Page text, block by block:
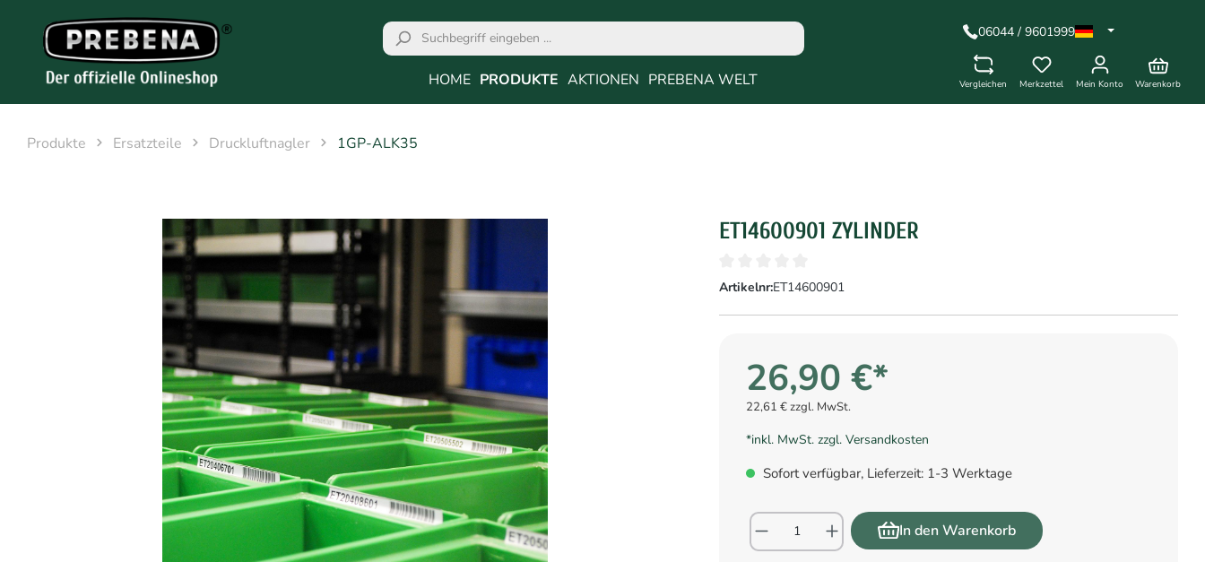
HOME PRODUKTE AKTIONEN PREBENA WELT
06044 / 9601999
Vergleichen Merkzettel Mein Konto Warenkorb
Produkte Ersatzteile Druckluftnagler 1GP-ALK35
ET14600901 ZYLINDER
Artikelnr:ET14600901
26,90 €*
22,61 € zzgl. MwSt.
*inkl. MwSt. zzgl. Versandkosten
Sofort verfügbar, Lieferzeit: 1-3 Werktage
In den Warenkorb